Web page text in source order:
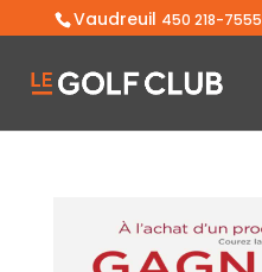
Vaudreuil 450 218-7555